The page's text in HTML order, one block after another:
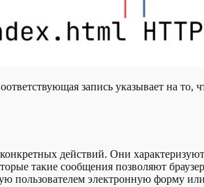
запись указывает на то,
действий. Они
такие сообщения позволяют
пользователем электронную форму